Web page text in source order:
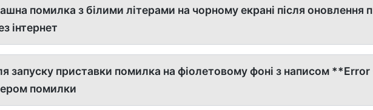
помилка з білими літерами на чорному екрані після оновлення
інтернет
запуску приставки помилка на фіолетовому фоні з написом
помилки